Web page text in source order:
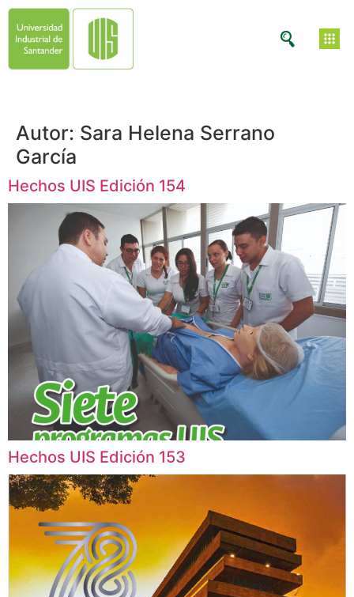
Autor: Sara Helena Serrano
García
Hechos UIS Edición 154
Hechos UIS Edición 153